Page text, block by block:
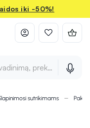
iki -50%!
prekės ženklą ir
sutrikimams